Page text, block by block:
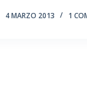
4 MARZO 2013 1